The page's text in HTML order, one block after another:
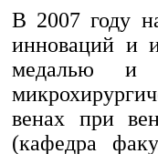
В 2007 году
инноваций и
медалью и
венах при
(кафедра